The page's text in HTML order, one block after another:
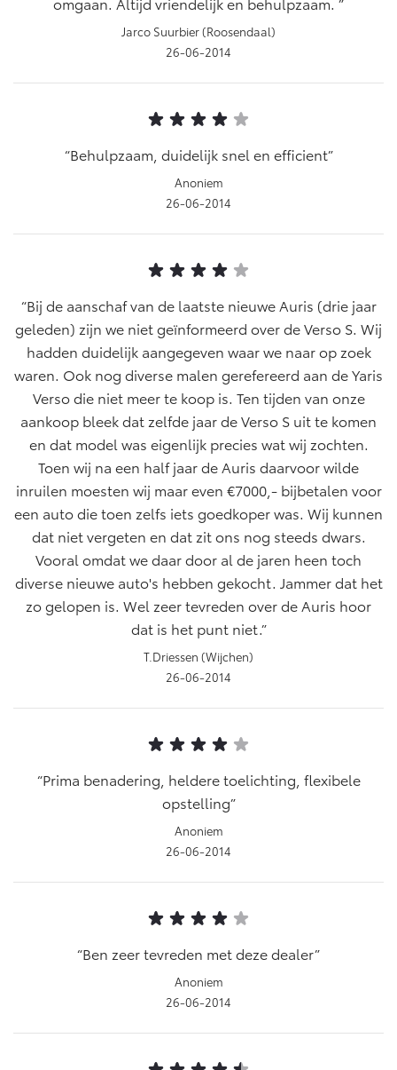
Jarco Suurbier (Roosendaal)
26-06-2014
Behulpzaam, duidelijk snel en efficient
Anoniem
26-06-2014
Bij de aanschaf van de laatste nieuwe Auris (drie jaar
geleden) zijn we niet geïnformeerd over de Verso S. Wij
hadden duidelijk aangegeven waar we naar op zoek
waren. Ook nog diverse malen gerefereerd aan de Yaris
Verso die niet meer te koop is. Ten tijden van onze
aankoop bleek dat zelfde jaar de Verso S uit te komen
en dat model was eigenlijk precies wat wij zochten.
Toen wij na een half jaar de Auris daarvoor wilde
inruilen moesten wij maar even €7000,- bijbetalen voor
een auto die toen zelfs iets goedkoper was. Wij kunnen
dat niet vergeten en dat zit ons nog steeds dwars.
Vooral omdat we daar door al de jaren heen toch
diverse nieuwe auto's hebben gekocht. Jammer dat het
zo gelopen is. Wel zeer tevreden over de Auris hoor
dat is het punt niet.
T.Driessen (Wijchen)
26-06-2014
Prima benadering, heldere toelichting, flexibele
opstelling
Anoniem
26-06-2014
Ben zeer tevreden met deze dealer
Anoniem
26-06-2014